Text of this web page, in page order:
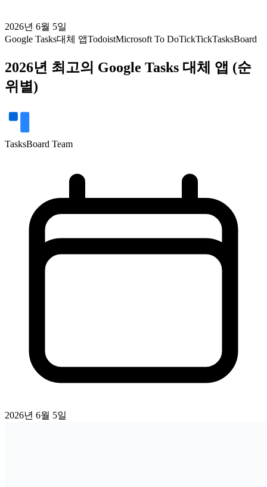
2026년 6월 5일
Google Tasks대체 앱TodoistMicrosoft To DoTickTickTasksBoard
2026년 최고의 Google Tasks 대체 앱 (순
위별)
TasksBoard Team
2026년 6월 5일